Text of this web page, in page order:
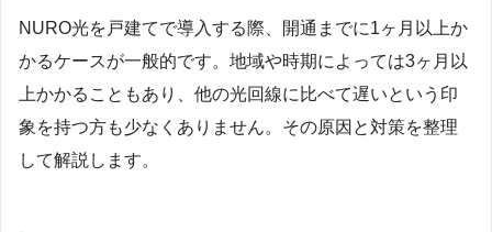
NURO光を戸建てで導入する際、開通までに1ヶ月以上か
かるケースが一般的です。地域や時期によっては3ヶ月以
上かかることもあり、他の光回線に比べて遅いという印
象を持つ方も少なくありません。その原因と対策を整理
して解説します。